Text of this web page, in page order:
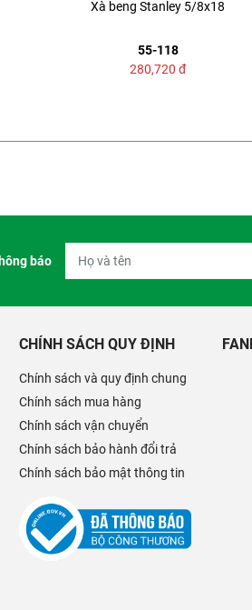
Xà beng Stanley 5/8x18
55-118
280,720 đ
báo
CHÍNH SÁCH QUY ĐỊNH
Chính sách và quy định chung
Chính sách mua hàng
Chính sách vận chuyển
Chính sách bảo hành đổi trả
Chính sách bảo mật thông tin